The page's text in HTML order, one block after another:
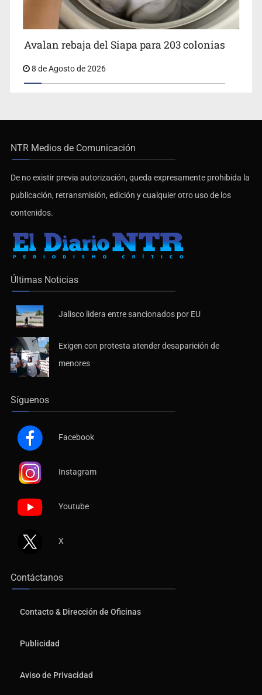
Avalan rebaja del Siapa para 203 colonias
8 de Agosto de 2026
NTR Medios de Comunicación
De no existir previa autorización, queda expresamente prohibida la
publicación, retransmisión, edición y cualquier otro uso de los
contenidos.
Últimas Noticias
Jalisco lidera entre sancionados por EU
Exigen con protesta atender desaparición de
menores
Síguenos
Facebook
Instagram
Youtube
X
Contáctanos
Contacto & Dirección de Oficinas
Publicidad
Aviso de Privacidad